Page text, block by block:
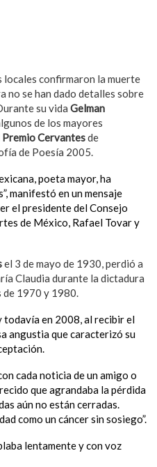
locales confirmaron la muerte
no se han dado detalles sobre
su vida Gelman
de los mayores
Premio Cervantesde
de Poesía 2005.
poeta mayor, ha
manifestó en un mensaje
el presidente del Consejo
de México, Rafael Tovar y
el 3 de mayo de 1930, perdió a
Claudia durante la dictadura
de 1970 y 1980.
todavía en 2008, al recibir el
angustia que caracterizó su
cada noticia de un amigo o
que agrandaba la pérdida
aún no están cerradas.
como un cáncer sin sosiego”.
lentamente y con voz